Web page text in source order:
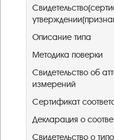
Описание типа
Методика поверки
Свидетельство об
измерений
Сертификат
Декларация о
Свидетельство о